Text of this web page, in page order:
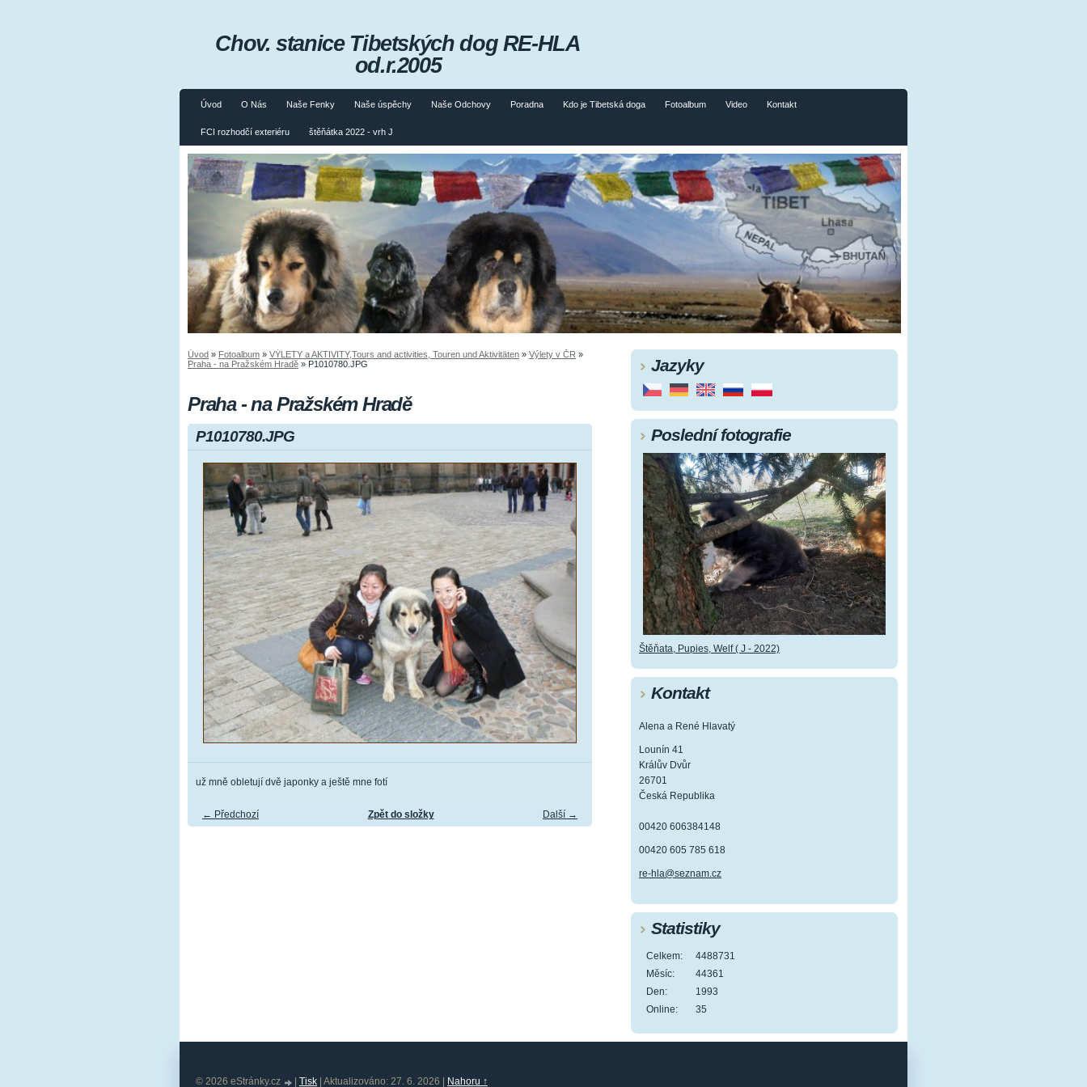
Úvod O Nás Naše Fenky Naše úspěchy Naše Odchovy Poradna Kdo je Tibetská doga Fotoalbum Video Kontakt
FCI rozhodčí exteriéru štěňátka 2022 - vrh J
Chov. stanice Tibetských dog RE-HLA
od.r.2005
Úvod » Fotoalbum » VÝLETY a AKTIVITY,Tours and activities, Touren und Aktivitäten » Výlety v ČR »
Praha - na Pražském Hradě » P1010780.JPG
Praha - na Pražském Hradě
P1010780.JPG
už mně obletují dvě japonky a ještě mne fotí
← Předchozí Další →
Zpět do složky
Jazyky
Poslední fotografie
Štěňata, Pupies, Welf ( J - 2022)
Kontakt
Alena a René Hlavatý
Lounín 41
Králův Dvůr
26701
Česká Republika
00420 606384148
00420 605 785 618
re-hla@seznam.cz
Statistiky
Online: 35
Celkem:
4488731
Měsíc:
44361
Den:
1993
© 2026 eStránky.cz Tisk Aktualizováno: 27. 6. 2026 Nahoru ↑